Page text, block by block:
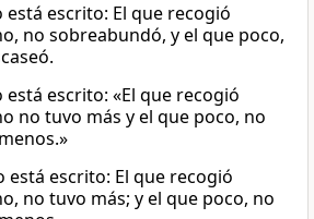
está escrito: El que recogió
no sobreabundó, y el que poco,
está escrito: «El que recogió
no tuvo más y el que poco, no
está escrito: El que recogió
no tuvo más; y el que poco, no